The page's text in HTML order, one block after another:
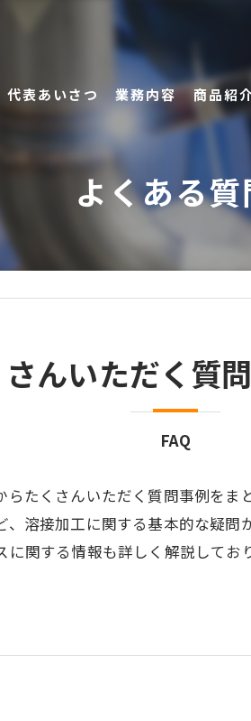
代表あいさつ 業務内容 商品紹
よくある
んいただく質
FAQ
たくさんいただく質問事例を
溶接加工に関する基本的な疑
関する情報も詳しく解説しており